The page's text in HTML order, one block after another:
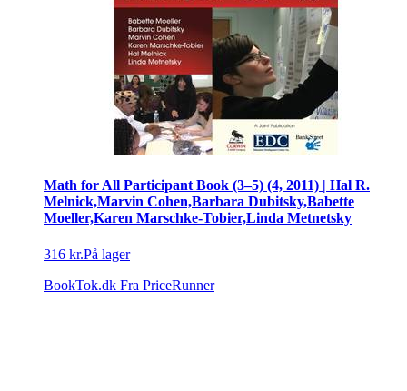
Math for All Participant Book (3–5) (4, 2011) | Hal R.
Melnick,Marvin Cohen,Barbara Dubitsky,Babette
Moeller,Karen Marschke-Tobier,Linda Metnetsky
316 kr.På lager
BookTok.dk Fra PriceRunner